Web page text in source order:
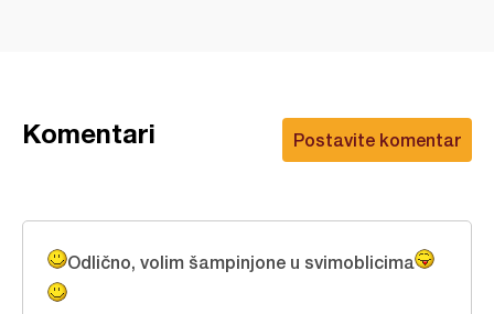
Postavite komentar
Komentari
Odlično, volim šampinjone u svimoblicima